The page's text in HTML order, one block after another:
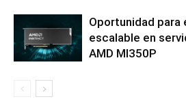
Oportunidad para
escalable en
AMD MI350P